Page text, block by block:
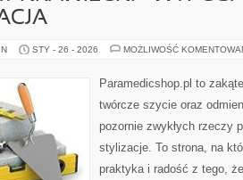
STY - 26 - 2026 MOŻLIWOŚĆ
Paramedicshop.pl to
twórcze szycie oraz
pozornie zwykłych rzeczy
stylizacje. To strona, na
praktyka i radość z tego,